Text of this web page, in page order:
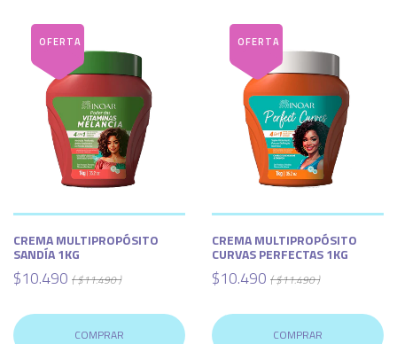
CREMA MULTIPROPÓSITO
SANDÍA 1KG
$10.490 ( $11.490 )
COMPRAR
CREMA MULTIPROPÓSITO
CURVAS PERFECTAS 1KG
$10.490 ( $11.490 )
COMPRAR